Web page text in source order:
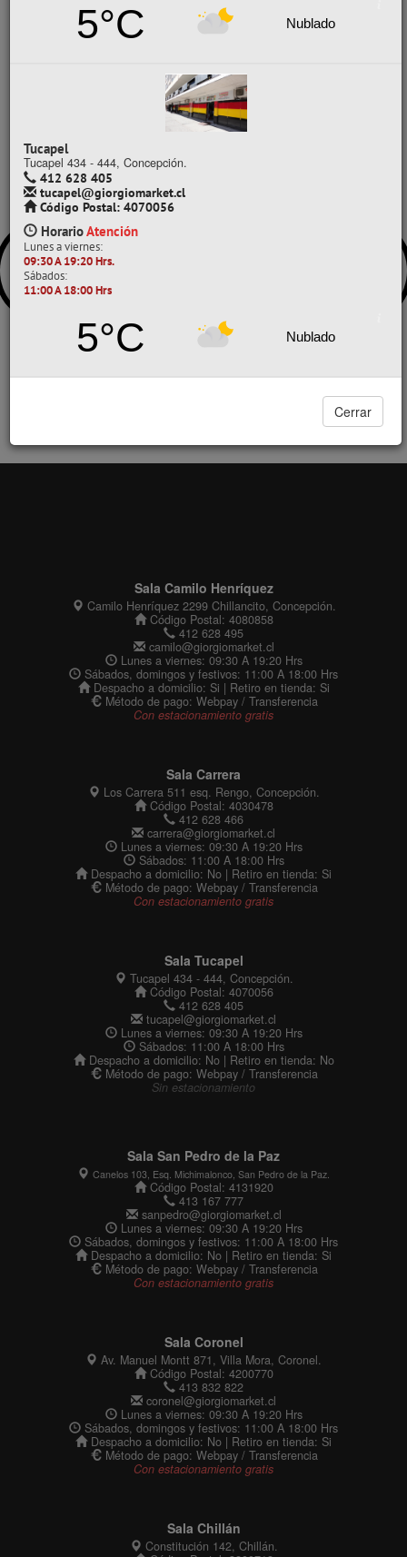
5°C Nublado
Tucapel
Tucapel 434 - 444, Concepción.
412 628 405
tucapel@giorgiomarket.cl
Código Postal: 4070056
HorarioAtención
Lunes a viernes:
09:30 A 19:20 Hrs.
Sábados:
11:00 A 18:00 Hrs
5°C Nublado
Cerrar
Precio normal: $ 1.533
$ 383
Sala Camilo Henríquez
Camilo Henríquez 2299 Chillancito, Concepción.
Código Postal: 4080858
412 628 495
camilo@giorgiomarket.cl
Lunes a viernes: 09:30 A 19:20 Hrs
Sábados, domingos y festivos: 11:00 A 18:00 Hrs
Despacho a domicilio: Si | Retiro en tienda: Si
Método de pago: Webpay / Transferencia
Con estacionamiento gratis
Sala Carrera
Los Carrera 511 esq. Rengo, Concepción.
Código Postal: 4030478
412 628 466
carrera@giorgiomarket.cl
Lunes a viernes: 09:30 A 19:20 Hrs
Sábados: 11:00 A 18:00 Hrs
Despacho a domicilio: No | Retiro en tienda: Si
Método de pago: Webpay / Transferencia
Con estacionamiento gratis
Sala Tucapel
Tucapel 434 - 444, Concepción.
Código Postal: 4070056
412 628 405
tucapel@giorgiomarket.cl
Lunes a viernes: 09:30 A 19:20 Hrs
Sábados: 11:00 A 18:00 Hrs
Despacho a domicilio: No | Retiro en tienda: No
Método de pago: Webpay / Transferencia
Sin estacionamiento
Sala San Pedro de la Paz
Canelos 103, Esq. Michimalonco, San Pedro de la Paz.
Código Postal: 4131920
413 167 777
sanpedro@giorgiomarket.cl
Lunes a viernes: 09:30 A 19:20 Hrs
Sábados, domingos y festivos: 11:00 A 18:00 Hrs
Despacho a domicilio: No | Retiro en tienda: Si
Método de pago: Webpay / Transferencia
Con estacionamiento gratis
Sala Coronel
Av. Manuel Montt 871, Villa Mora, Coronel.
Código Postal: 4200770
413 832 822
coronel@giorgiomarket.cl
Lunes a viernes: 09:30 A 19:20 Hrs
Sábados, domingos y festivos: 11:00 A 18:00 Hrs
Despacho a domicilio: No | Retiro en tienda: Si
Método de pago: Webpay / Transferencia
Con estacionamiento gratis
Sala Chillán
Constitución 142, Chillán.